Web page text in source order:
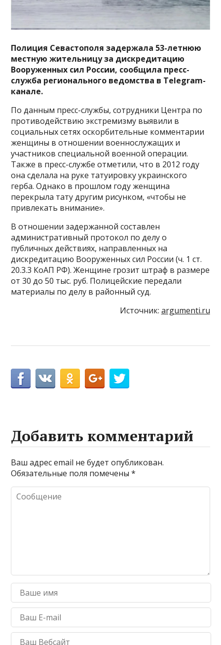
Полиция Севастополя задержала 53-летнюю
местную жительницу за дискредитацию
Вооруженных сил России, сообщила пресс-
служба регионального ведомства в Telegram-
канале.
По данным пресс-службы, сотрудники Центра по
противодействию экстремизму выявили в
социальных сетях оскорбительные комментарии
женщины в отношении военнослужащих и
участников специальной военной операции.
Также в пресс-службе отметили, что в 2012 году
она сделала на руке татуировку украинского
герба. Однако в прошлом году женщина
перекрыла тату другим рисунком, «чтобы не
привлекать внимание».
В отношении задержанной составлен
административный протокол по делу о
публичных действиях, направленных на
дискредитацию Вооруженных сил России (ч. 1 ст.
20.3.3 КоАП РФ). Женщине грозит штраф в размере
от 30 до 50 тыс. руб. Полицейские передали
материалы по делу в районный суд.
Источник: argumenti.ru
Добавить комментарий
Ваш адрес email не будет опубликован.
Обязательные поля помечены*